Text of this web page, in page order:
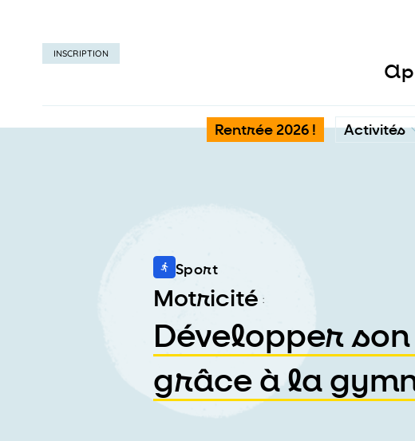
a
Rentrée 2026 ! Activités
INSCRIPTION
Sport
Motricité :
Développer
grâce à la